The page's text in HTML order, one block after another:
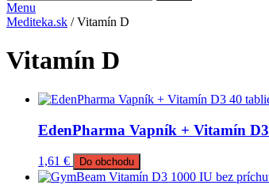
Menu
Mediteka.sk / Vitamín D
Vitamín D
EdenPharma Vapník + Vitamín
1,61 € Do obchodu